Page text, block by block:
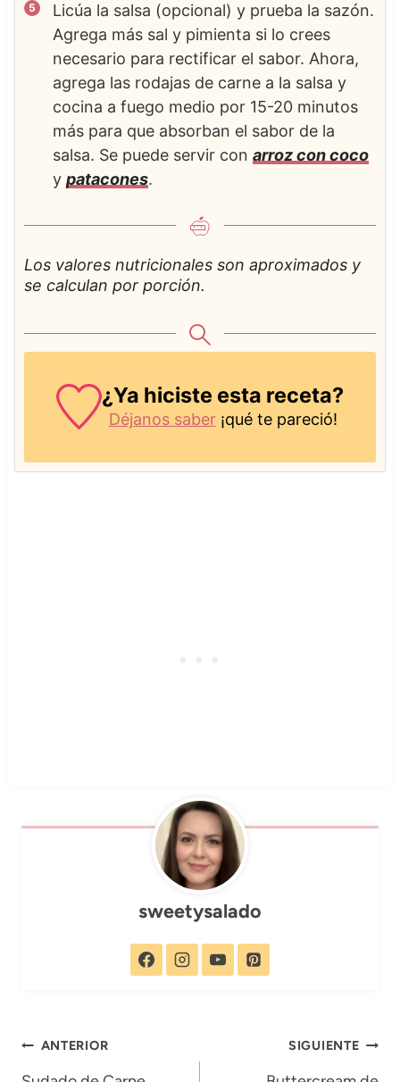
Licúa la salsa (opcional) y prueba la sazón.
Agrega más sal y pimienta si lo crees
necesario para rectificar el sabor. Ahora,
agrega las rodajas de carne a la salsa y
cocina a fuego medio por 15-20 minutos
más para que absorban el sabor de la
salsa. Se puede servir con arroz con coco
y patacones.
Los valores nutricionales son aproximados y
se calculan por porción.
¿Ya hiciste esta receta?
Déjanos saber¡qué te pareció!
sweetysalado
Navegación
ANTERIOR SIGUIENTE